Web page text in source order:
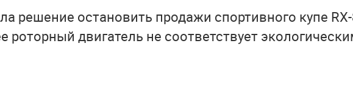
решение остановить продажи спортивного купе
роторный двигатель не соответствует